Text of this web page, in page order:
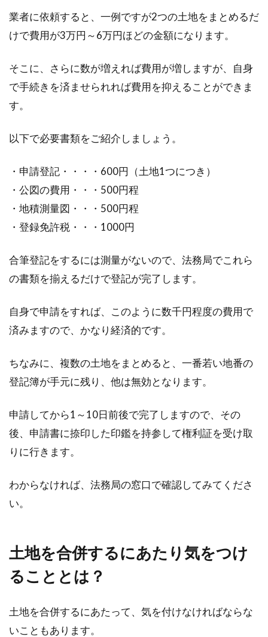
業者に依頼すると、一例ですが2つの土地をまとめるだ
けで費用が3万円～6万円ほどの金額になります。
そこに、さらに数が増えれば費用が増しますが、自身
で手続きを済ませられれば費用を抑えることができま
す。
以下で必要書類をご紹介しましょう。
・申請登記・・・・600円（土地1つにつき）
・公図の費用・・・500円程
・地積測量図・・・500円程
・登録免許税・・・1000円
合筆登記をするには測量がないので、法務局でこれら
の書類を揃えるだけで登記が完了します。
自身で申請をすれば、このように数千円程度の費用で
済みますので、かなり経済的です。
ちなみに、複数の土地をまとめると、一番若い地番の
登記簿が手元に残り、他は無効となります。
申請してから1～10日前後で完了しますので、その
後、申請書に捺印した印鑑を持参して権利証を受け取
りに行きます。
わからなければ、法務局の窓口で確認してみてくださ
い。
土地を合併するにあたり気をつけ
ることとは？
土地を合併するにあたって、気を付けなければならな
いこともあります。